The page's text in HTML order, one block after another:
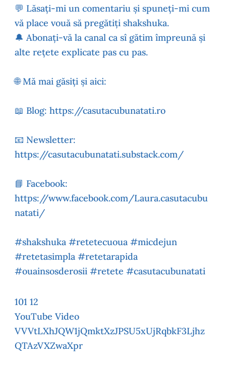
💬 Lăsați-mi un comentariu și spuneți-mi cum
vă place vouă să pregătiți shakshuka.
🔔 Abonați-vă la canal ca sî gătim împreună și
alte rețete explicate pas cu pas.
🌐 Mă mai găsiți și aici:
📖 Blog: https://casutacubunatati.ro
📧 Newsletter:
https://casutacubunatati.substack.com/
📘 Facebook:
https://www.facebook.com/Laura.casutacubu
natati/
#shakshuka #retetecuoua #micdejun
#retetasimpla #retetarapida
#ouainsosderosii #retete #casutacubunatati
101 12
YouTube Video
VVVtLXhJQW1jQmktXzJPSU5xUjRqbkF3Ljhz
QTAzVXZwaXpr